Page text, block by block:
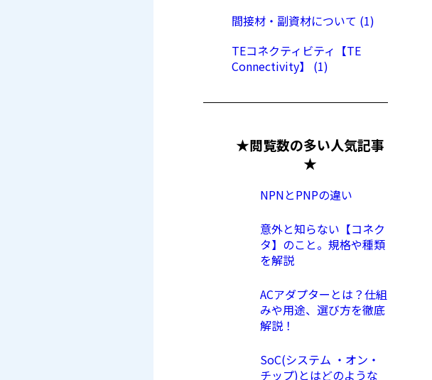
間接材・副資材について (1)
TEコネクティビティ【TE
Connectivity】 (1)
★閲覧数の多い人気記事
★
NPNとPNPの違い
意外と知らない【コネク
タ】のこと。規格や種類
を解説
ACアダプターとは？仕組
みや用途、選び方を徹底
解説！
SoC(システム ・オン・
チップ)とはどのような